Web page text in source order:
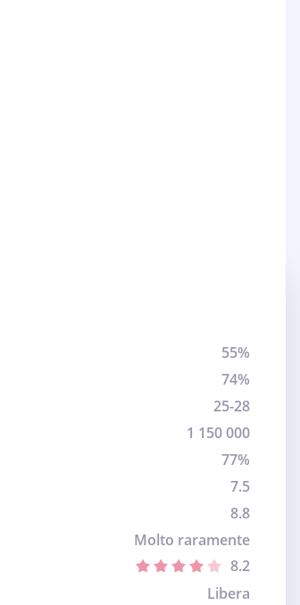
55%
74%
25-28
1 150 000
77%
7.5
8.8
Molto raramente
8.2
Libera